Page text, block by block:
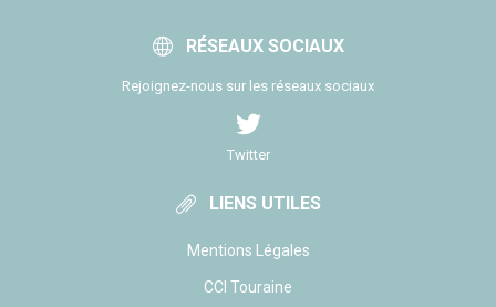
RÉSEAUX SOCIAUX
Rejoignez-nous sur les réseaux sociaux
Twitter
LIENS UTILES
Mentions Légales
CCI Touraine